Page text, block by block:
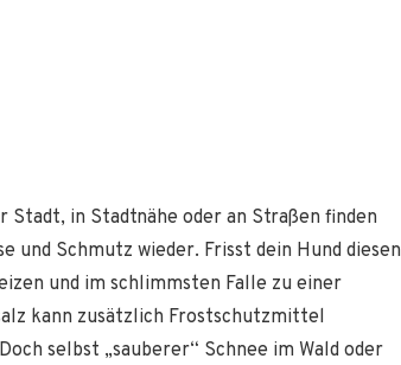
Stadt, in Stadtnähe oder an Straßen finden
und Schmutz wieder. Frisst dein Hund diesen
und im schlimmsten Falle zu einer
kann zusätzlich Frostschutzmittel
selbst „sauberer“ Schnee im Wald oder